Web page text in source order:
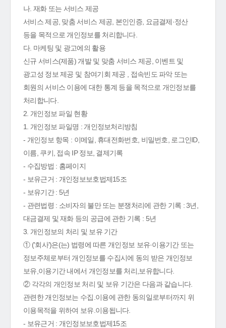
나. 재화 또는 서비스 제공
서비스 제공, 맞춤 서비스 제공, 본인인증, 요금결제·정산
등을 목적으로 개인정보를 처리합니다.
다. 마케팅 및 광고에의 활용
신규 서비스(제품) 개발 및 맞춤 서비스 제공, 이벤트 및
광고성 정보 제공 및 참여기회 제공 , 접속빈도 파악 또는
회원의 서비스 이용에 대한 통계 등을 목적으로 개인정보를
처리합니다.
2. 개인정보 파일 현황
1. 개인정보 파일명 : 개인정보처리방침
- 개인정보 항목 : 이메일, 휴대전화번호, 비밀번호, 로그인ID,
이름, 쿠키, 접속 IP 정보, 결제기록
- 수집방법 : 홈페이지
- 보유근거 : 개인정보보호법제15조
- 보유기간 : 5년
- 관련법령 : 소비자의 불만 또는 분쟁처리에 관한 기록 : 3년,
대금결제 및 재화 등의 공급에 관한 기록 : 5년
3. 개인정보의 처리 및 보유 기간
① ('회사')은(는) 법령에 따른 개인정보 보유·이용기간 또는
정보주체로부터 개인정보를 수집시에 동의 받은 개인정보
보유,이용기간 내에서 개인정보를 처리,보유합니다.
② 각각의 개인정보 처리 및 보유 기간은 다음과 같습니다.
관련한 개인정보는 수집.이용에 관한 동의일로부터까지 위
이용목적을 위하여 보유.이용됩니다.
- 보유근거 : 개인정보보호법제15조